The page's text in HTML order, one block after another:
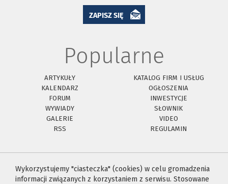
ZAPISZ SIĘ
Popularne
ARTYKUŁY
KATALOG FIRM I USŁUG
KALENDARZ
OGŁOSZENIA
FORUM
INWESTYCJE
WYWIADY
SŁOWNIK
GALERIE
VIDEO
RSS
REGULAMIN
Wykorzystujemy "ciasteczka" (cookies) w celu gromadzenia
informacji związanych z korzystaniem z serwisu. Stosowane